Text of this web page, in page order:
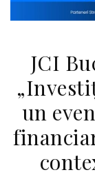
JCI
un